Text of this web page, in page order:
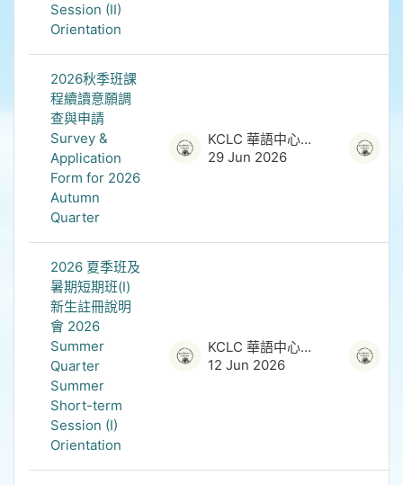
Session (II)
Orientation
2026秋季班課
程續讀意願調
查與申請
Survey &
Application
Form for 2026
Autumn
Quarter
KCLC 華語中心管理員
29 Jun 2026
2026 夏季班及
暑期短期班(I)
新生註冊說明
會 2026
Summer
Quarter
Summer
Short-term
Session (I)
Orientation
KCLC 華語中心管理員
12 Jun 2026